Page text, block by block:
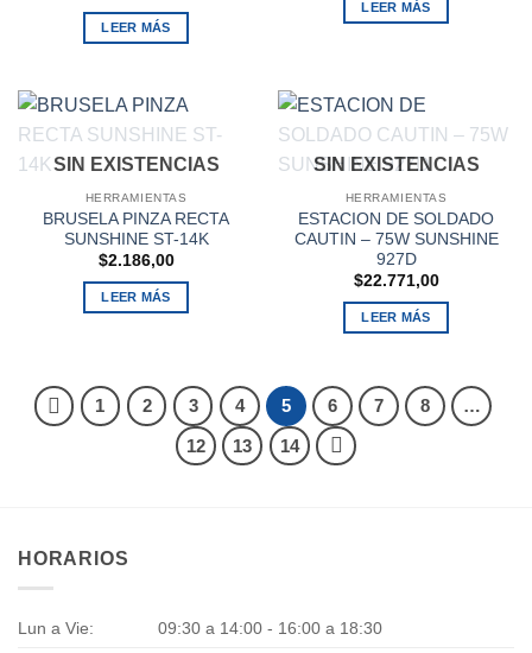
LEER MÁS
LEER MÁS
SIN EXISTENCIAS
HERRAMIENTAS
BRUSELA PINZA RECTA
SUNSHINE ST-14K
$2.186,00
LEER MÁS
SIN EXISTENCIAS
HERRAMIENTAS
ESTACION DE SOLDADO
CAUTIN – 75W SUNSHINE
927D
$22.771,00
LEER MÁS
1 2 3 4 5 6 7 8
…
12
13 14
HORARIOS
Lun a Vie: 09:30 a 14:00 - 16:00 a 18:30